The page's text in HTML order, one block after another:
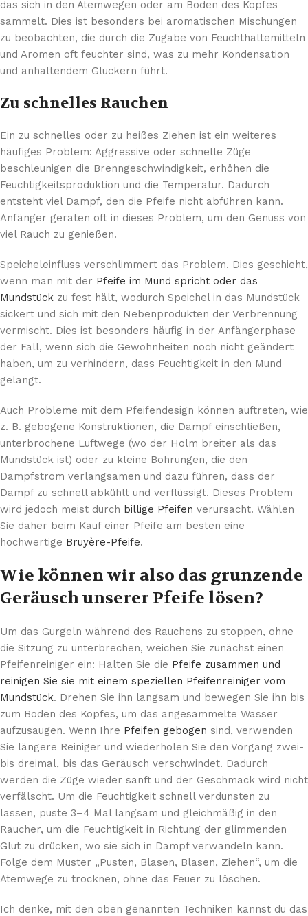
das sich in den Atemwegen oder am Boden des Kopfes
sammelt. Dies ist besonders bei aromatischen Mischungen
zu beobachten, die durch die Zugabe von Feuchthaltemitteln
und Aromen oft feuchter sind, was zu mehr Kondensation
und anhaltendem Gluckern führt.
Zu schnelles Rauchen
Ein zu schnelles oder zu heißes Ziehen ist ein weiteres
häufiges Problem: Aggressive oder schnelle Züge
beschleunigen die Brenngeschwindigkeit, erhöhen die
Feuchtigkeitsproduktion und die Temperatur. Dadurch
entsteht viel Dampf, den die Pfeife nicht abführen kann.
Anfänger geraten oft in dieses Problem, um den Genuss von
viel Rauch zu genießen.
Speicheleinfluss verschlimmert das Problem. Dies geschieht,
wenn man mit der Pfeife im Mund spricht oder das
Mundstück zu fest hält, wodurch Speichel in das Mundstück
sickert und sich mit den Nebenprodukten der Verbrennung
vermischt. Dies ist besonders häufig in der Anfängerphase
der Fall, wenn sich die Gewohnheiten noch nicht geändert
haben, um zu verhindern, dass Feuchtigkeit in den Mund
gelangt.
Auch Probleme mit dem Pfeifendesign können auftreten, wie
z. B. gebogene Konstruktionen, die Dampf einschließen,
unterbrochene Luftwege (wo der Holm breiter als das
Mundstück ist) oder zu kleine Bohrungen, die den
Dampfstrom verlangsamen und dazu führen, dass der
Dampf zu schnell abkühlt und verflüssigt. Dieses Problem
wird jedoch meist durch billige Pfeifen verursacht. Wählen
Sie daher beim Kauf einer Pfeife am besten eine
hochwertige Bruyère-Pfeife.
Wie können wir also das grunzende
Geräusch unserer Pfeife lösen?
Um das Gurgeln während des Rauchens zu stoppen, ohne
die Sitzung zu unterbrechen, weichen Sie zunächst einen
Pfeifenreiniger ein: Halten Sie die Pfeife zusammen und
reinigen Sie sie mit einem speziellen Pfeifenreiniger vom
Mundstück. Drehen Sie ihn langsam und bewegen Sie ihn bis
zum Boden des Kopfes, um das angesammelte Wasser
aufzusaugen. Wenn Ihre Pfeifen gebogen sind, verwenden
Sie längere Reiniger und wiederholen Sie den Vorgang zwei-
bis dreimal, bis das Geräusch verschwindet. Dadurch
werden die Züge wieder sanft und der Geschmack wird nicht
verfälscht. Um die Feuchtigkeit schnell verdunsten zu
lassen, puste 3–4 Mal langsam und gleichmäßig in den
Raucher, um die Feuchtigkeit in Richtung der glimmenden
Glut zu drücken, wo sie sich in Dampf verwandeln kann.
Folge dem Muster „Pusten, Blasen, Blasen, Ziehen“, um die
Atemwege zu trocknen, ohne das Feuer zu löschen.
Ich denke, mit den oben genannten Techniken kannst du das